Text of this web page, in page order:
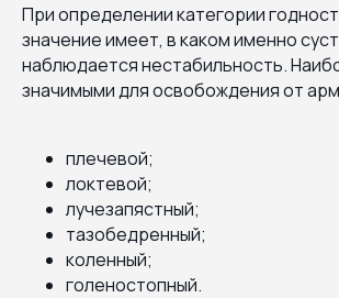
При определении категории
значение имеет, в каком именно
наблюдается нестабильность.
значимыми для освобождения от
плечевой;
локтевой;
лучезапястный;
тазобедренный;
коленный;
голеностопный.